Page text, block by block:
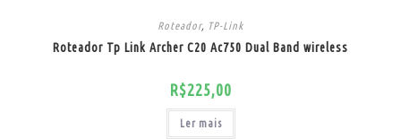
Roteador, TP-Link
Roteador Tp Link Archer C20 Ac750 Dual Band wireless
R$225,00
Ler mais